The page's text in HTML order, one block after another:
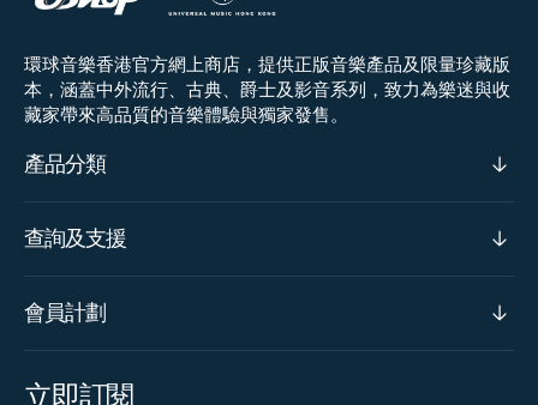
環球音樂香港官方網上商店，提供正版音樂產品及限量珍藏版
本，涵蓋中外流行、古典、爵士及影音系列，致力為樂迷與收
藏家帶來高品質的音樂體驗與獨家發售。
產品分類
查詢及支援
會員計劃
立即訂閱